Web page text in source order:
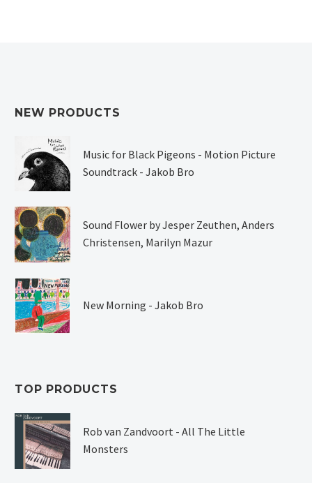
NEW PRODUCTS
Music for Black Pigeons - Motion Picture
Soundtrack - Jakob Bro
Sound Flower by Jesper Zeuthen, Anders
Christensen, Marilyn Mazur
New Morning - Jakob Bro
TOP PRODUCTS
Rob van Zandvoort - All The Little
Monsters